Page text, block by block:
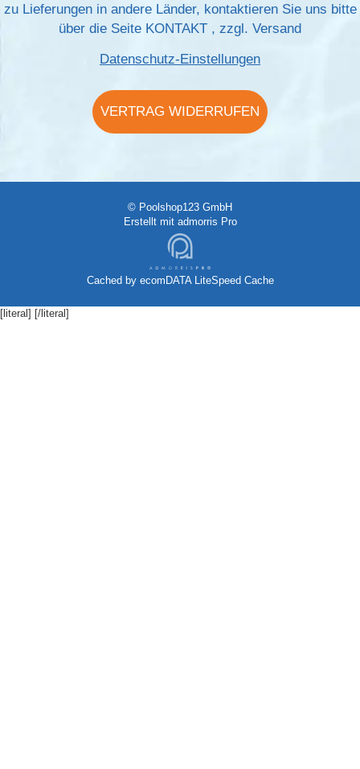
zu Lieferungen in andere Länder, kontaktieren Sie uns bitte
über die Seite KONTAKT , zzgl. Versand
Datenschutz-Einstellungen
VERTRAG WIDERRUFEN
© Poolshop123 GmbH
Erstellt mit admorris Pro
Cached by ecomDATA LiteSpeed Cache
[literal] [/literal]